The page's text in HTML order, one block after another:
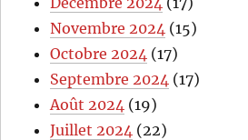
Novembre 2024 (15)
Octobre 2024 (17)
Septembre 2024 (17)
Août 2024 (19)
Juillet 2024 (22)